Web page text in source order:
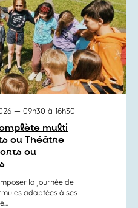
— 09h30 à 16h30
multi
ou Théâtre
ou
la journée de
adaptées à ses